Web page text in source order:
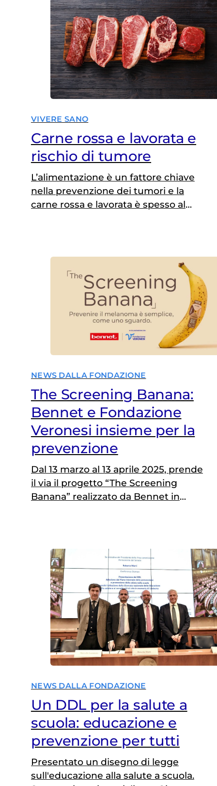
consigliati per ridurre il rischio di
tumore, fornendo indicazioni
pratiche su come adottare una dieta
sana e bilanciata. 30 % è la…
VIVERE SANO
Carne rossa e lavorata e
rischio di tumore
L’alimentazione è un fattore chiave
nella prevenzione dei tumori e la
carne rossa e lavorata è spesso al
fare scelte alimentari informate e
consapevoli. In questa pagina si
esplorano le conoscenze scientifiche
riguardanti il consumo di carne rossa
NEWS DALLA FONDAZIONE
The Screening Banana:
Bennet e Fondazione
Veronesi insieme per la
prevenzione
Dal 13 marzo al 13 aprile 2025, prende
il via il progetto “The Screening
Banana” realizzato da Bennet in
persone sull’importanza della
prevenzione per la salute della
propria pelle. Il progetto ruota
attorno a un efficace insight di
campagna: le…
NEWS DALLA FONDAZIONE
Un DDL per la salute a
scuola: educazione e
prevenzione per tutti
Presentato un disegno di legge
sull'educazione alla salute a scuola.